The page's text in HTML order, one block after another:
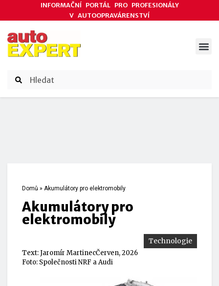
INFORMAČNÍ PORTÁL PRO PROFESIONÁLY
V AUTOOPRAVÁRENSTVÍ
Domů » Akumulátory pro elektromobily
Akumulátory pro
elektromobily
Technologie
Text:Jaromír MartinecČerven, 2026
Foto: Společnosti NRF a Audi